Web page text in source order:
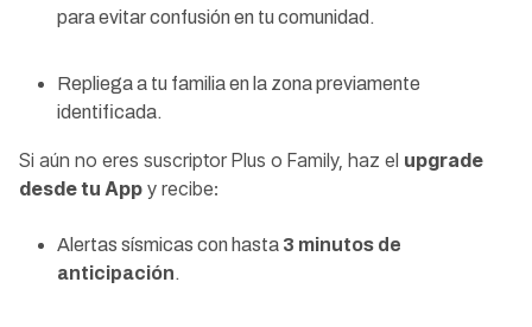
para evitar confusión en tu comunidad.
Repliega a tu familia en la zona previamente
identificada.
Si aún no eres suscriptor Plus o Family, haz el upgrade
desde tu App y recibe:
Alertas sísmicas con hasta 3 minutos de
anticipación.